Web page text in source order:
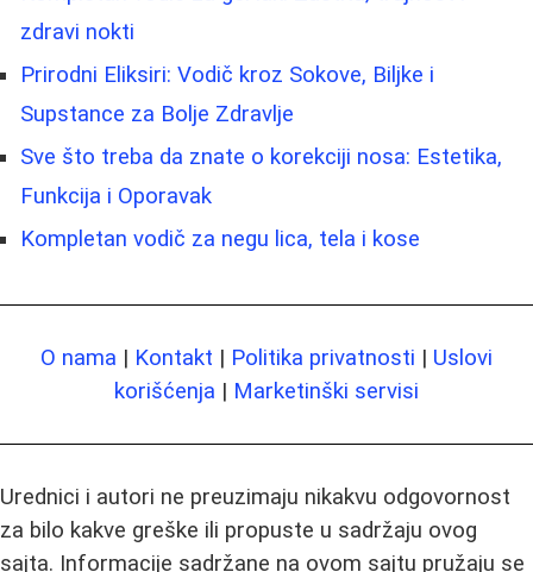
zdravi nokti
Prirodni Eliksiri: Vodič kroz Sokove, Biljke i
Supstance za Bolje Zdravlje
Sve što treba da znate o korekciji nosa: Estetika,
Funkcija i Oporavak
Kompletan vodič za negu lica, tela i kose
O nama | Kontakt | Politika privatnosti | Uslovi
korišćenja | Marketinški servisi
Urednici i autori ne preuzimaju nikakvu odgovornost
za bilo kakve greške ili propuste u sadržaju ovog
sajta. Informacije sadržane na ovom sajtu pružaju se